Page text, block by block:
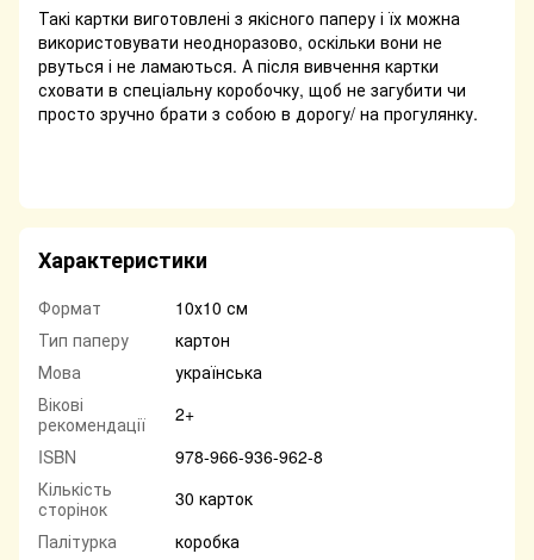
Такі картки виготовлені з якісного паперу і їх можна
використовувати неодноразово, оскільки вони не
рвуться і не ламаються. А після вивчення картки
сховати в спеціальну коробочку, щоб не загубити чи
просто зручно брати з собою в дорогу/ на прогулянку.
Характеристики
Формат
10х10 см
Тип паперу
картон
Мова
українська
Вікові
рекомендації
2+
ISBN
978-966-936-962-8
Кількість
сторінок
30 карток
Палітурка
коробка